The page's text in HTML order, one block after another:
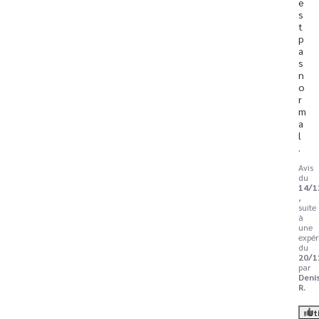
s
t
p
a
s
n
o
r
m
a
l
.
Avis
du
14/
,
suite
à
une
du
20/
par
R.